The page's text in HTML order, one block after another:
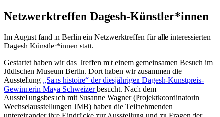
Netzwerktreffen Dagesh-Künstler*innen
Im August fand in Berlin ein Netzwerktreffen für alle interessierten
Dagesh-Künstler*innen statt.
Gestartet haben wir das Treffen mit einem gemeinsamen Besuch im
Jüdischen Museum Berlin. Dort haben wir zusammen die
Ausstellung „Sans histoire“ der diesjährigen Dagesh-Kunstpreis-
Gewinnerin Maya Schweizerbesucht. Nach dem
Ausstellungsbesuch mit Susanne Wagner (Projektkoordinatorin
Wechselausstellungen JMB) haben die Teilnehmenden
untereinander ihre Eindrücke zur Ausstellung und zu Fragen der